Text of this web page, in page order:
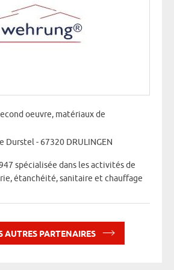
oeuvre, matériaux de
Durstel - 67320 DRULINGEN
spécialisée dans les activités de
étanchéité, sanitaire et chauffage
AUTRES PARTENAIRES